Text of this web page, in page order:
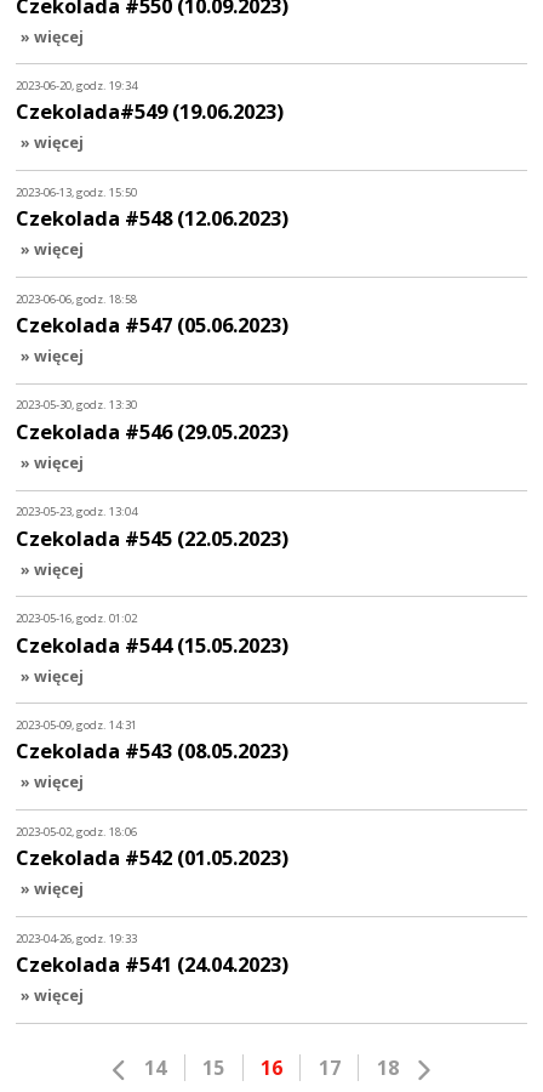
» więcej
2023-06-20, godz. 19:34
Czekolada#549 (19.06.2023)
» więcej
2023-06-13, godz. 15:50
Czekolada #548 (12.06.2023)
» więcej
2023-06-06, godz. 18:58
Czekolada #547 (05.06.2023)
» więcej
2023-05-30, godz. 13:30
Czekolada #546 (29.05.2023)
» więcej
2023-05-23, godz. 13:04
Czekolada #545 (22.05.2023)
» więcej
2023-05-16, godz. 01:02
Czekolada #544 (15.05.2023)
» więcej
2023-05-09, godz. 14:31
Czekolada #543 (08.05.2023)
» więcej
2023-05-02, godz. 18:06
Czekolada #542 (01.05.2023)
» więcej
2023-04-26, godz. 19:33
Czekolada #541 (24.04.2023)
» więcej
14 15 16 17 18